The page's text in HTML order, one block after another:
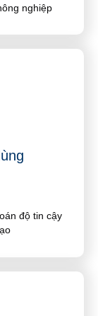
nghiệp
độ tin cậy